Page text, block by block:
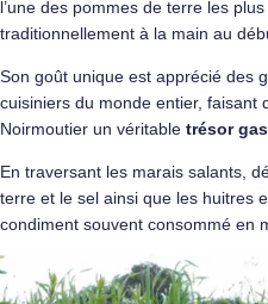
l’une des pommes de terre les
traditionnellement à la main au
Son goût unique est apprécié des
cuisiniers du monde entier, faisant
Noirmoutier un véritable trésor
En traversant les marais salants,
terre et le sel ainsi que les huitres
condiment souvent consommé en